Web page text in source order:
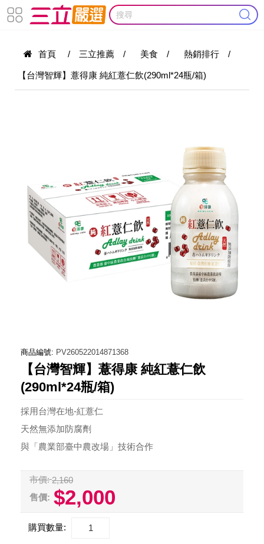
首頁 / 三立推薦 / 美食 / 熱銷排行 /
【台灣智輝】薏得康 純紅薏仁飲(290ml*24瓶/箱)
商品編號: PV260522014871368
【台灣智輝】薏得康 純紅薏仁飲
(290ml*24瓶/箱)
採用台灣在地-紅薏仁
天然無添加防腐劑
與「農業部臺中農改場」技術合作
市價: 2,160
售價: $2,000
購買數量: